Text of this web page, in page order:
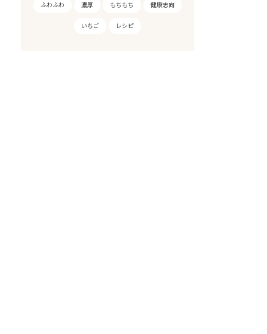
ふわふわ 濃厚 もちもち 健康志向
いちご レシピ